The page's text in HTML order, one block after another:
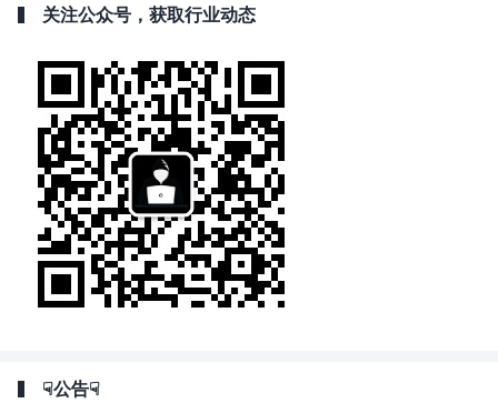
关注公众号，获取行业动态
☟公告☟